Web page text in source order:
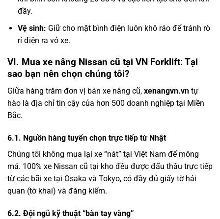
đầy.
Vệ sinh: Giữ cho mặt bình điện luôn khô ráo để tránh rò
rỉ điện ra vỏ xe.
VI. Mua xe nâng Nissan cũ tại VN Forklift: Tại
sao bạn nên chọn chúng tôi?
Giữa hàng trăm đơn vị bán xe nâng cũ, xenangvn.vn tự
hào là địa chỉ tin cậy của hơn 500 doanh nghiệp tại Miền
Bắc.
6.1. Nguồn hàng tuyển chọn trực tiếp từ Nhật
Chúng tôi không mua lại xe “nát” tại Việt Nam để mông
má. 100% xe Nissan cũ tại kho đều được đấu thầu trực tiếp
từ các bãi xe tại Osaka và Tokyo, có đầy đủ giấy tờ hải
quan (tờ khai) và đăng kiểm.
6.2. Đội ngũ kỹ thuật “bàn tay vàng”